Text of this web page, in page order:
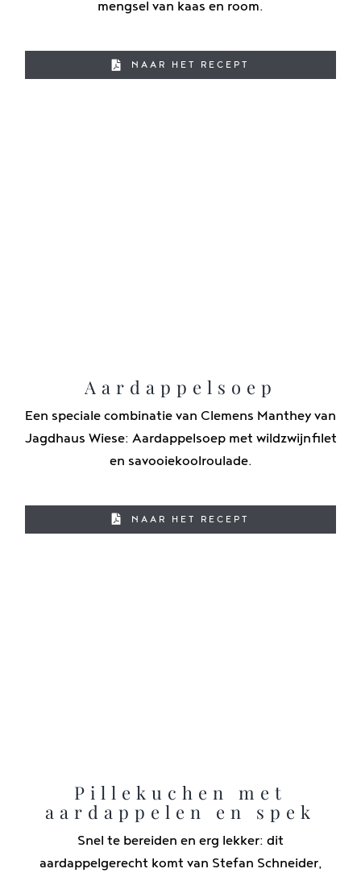
mengsel van kaas en room.
NAAR HET RECEPT
Aardappelsoep
Een speciale combinatie van Clemens Manthey van
Jagdhaus Wiese: Aardappelsoep met wildzwijnfilet
en savooiekoolroulade.
NAAR HET RECEPT
Pillekuchen met
aardappelen en spek
Snel te bereiden en erg lekker: dit
aardappelgerecht komt van Stefan Schneider,